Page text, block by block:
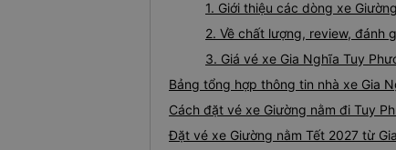
1. Giới thiệu các dòng xe
2. Về chất lượng, review, đánh
3. Giá vé xe Gia Nghĩa Tuy
Bảng tổng hợp thông tin nhà xe Gia
Cách đặt vé xe Giường nằm đi Tuy
Đặt vé xe Giường nằm Tết 2027 từ